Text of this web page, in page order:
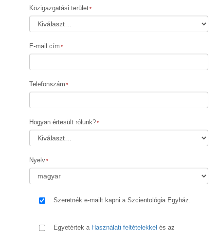
Közigazgatási terület
E-mail cím
Telefonszám
Hogyan értesült rólunk?
Nyelv
Szeretnék e-mailt kapni a Szcientológia Egyház.
Egyetértek a Használati feltételekkel és az